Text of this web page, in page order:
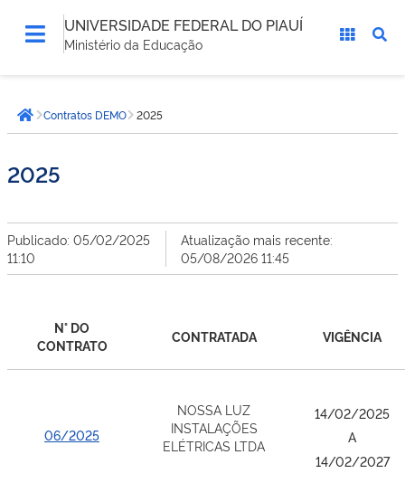
UNIVERSIDADE FEDERAL DO PIAUÍ
Ministério da Educação
está
aqui:Página inicial
Contratos DEMO 2025
2025
Publicado: 05/02/2025
11:10
Atualização mais recente:
05/08/2026 11:45
N° DO
CONTRATO
CONTRATADA VIGÊNCIA
06/2025
NOSSA LUZ
INSTALAÇÕES
ELÉTRICAS LTDA
14/02/2025
A
14/02/2027